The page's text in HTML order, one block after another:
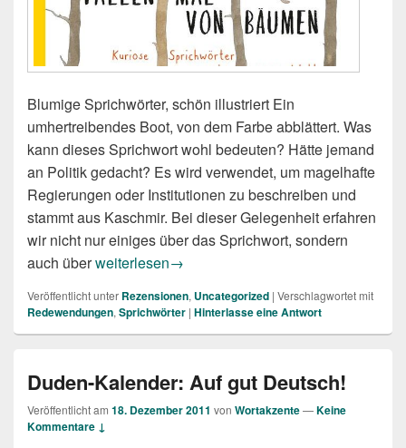
Blumige Sprichwörter, schön illustriert Ein
umhertreibendes Boot, von dem Farbe abblättert. Was
kann dieses Sprichwort wohl bedeuten? Hätte jemand
an Politik gedacht? Es wird verwendet, um magelhafte
Regierungen oder Institutionen zu beschreiben und
stammt aus Kaschmir. Bei dieser Gelegenheit erfahren
wir nicht nur einiges über das Sprichwort, sondern
auch überElla Frances Sanders: Auch Affen fallen mal
weiterlesen→
Veröffentlicht unter Rezensionen, Uncategorized | Verschlagwortet mit
Redewendungen, Sprichwörter | Hinterlasse eine Antwort
Duden-Kalender: Auf gut Deutsch!
Veröffentlicht am 18. Dezember 2011 von Wortakzente—Keine
Kommentare ↓